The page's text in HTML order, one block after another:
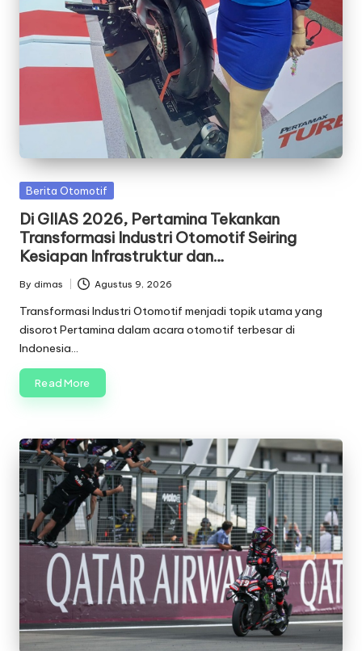
Posted
Berita Otomotif
Di GIIAS 2026, Pertamina Tekankan
Transformasi Industri Otomotif Seiring
Kesiapan Infrastruktur dan…
Posted
by
By dimas Agustus 9, 2026
Transformasi Industri Otomotif menjadi topik utama yang
disorot Pertamina dalam acara otomotif terbesar di
Indonesia…
Read More